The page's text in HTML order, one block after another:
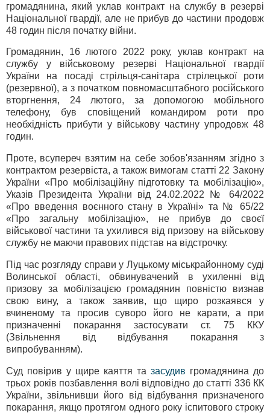
громадянина, який уклав контракт на службу в резерві
Національної гвардії, але не прибув до частини продовж
48 годин після початку війни.
Громадянин, 16 лютого 2022 року, уклав контракт на
службу у військовому резерві Національної гвардії
України на посаді стрільця-санітара стрілецької роти
(резервної), а з початком повномасштабного російського
вторгнення, 24 лютого, за допомогою мобільного
телефону, був сповіщений командиром роти про
необхідність прибути у військову частину упродовж 48
годин.
Проте, всупереч взятим на себе зобов'язанням згідно з
контрактом резервіста, а також вимогам статті 22 Закону
України «Про мобілізаційну підготовку та мобілізацію»,
Указів Президента України від 24.02.2022 № 64/2022
«Про введення воєнного стану в Україні» та № 65/22
«Про загальну мобілізацію», не прибув до своєї
військової частини та ухилився від призову на військову
службу не маючи правових підстав на відстрочку.
Під час розгляду справи у Луцькому міськрайонному суді
Волинської області, обвинувачений в ухиленні від
призову за мобілізацією громадянин повністю визнав
свою вину, а також заявив, що щиро розкаявся у
вчиненому та просив суворо його не карати, а при
призначенні покарання застосувати ст. 75 ККУ
(Звільнення від відбування покарання з
випробуванням).
Суд повірив у щире каяття та засудив громадянина до
трьох років позбавлення волі відповідно до статті 336 КК
України, звільнивши його від відбування призначеного
покарання, якщо протягом одного року іспитового строку